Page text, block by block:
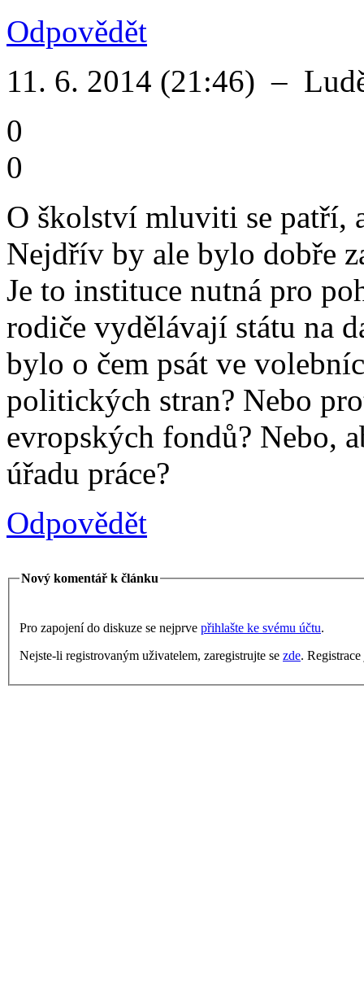
Odpovědět
11. 6. 2014 (21:46) –
0
0
O školství mluviti se patří,
Nejdřív by ale bylo dobře
Je to instituce nutná pro
rodiče vydělávají státu na
bylo o čem psát ve
politických stran? Nebo
evropských fondů? Nebo,
úřadu práce?
Odpovědět
Nový komentář k článku
Pro zapojení do diskuze se nejprve přihlašte ke svému účtu.
Nejste-li registrovaným uživatelem, zaregistrujte se zde.